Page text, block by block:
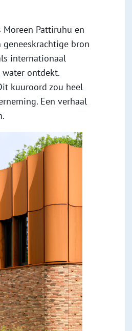
Pattiruhu en
bron
internationaal
ontdekt.
kuuroord zou heel
Een verhaal